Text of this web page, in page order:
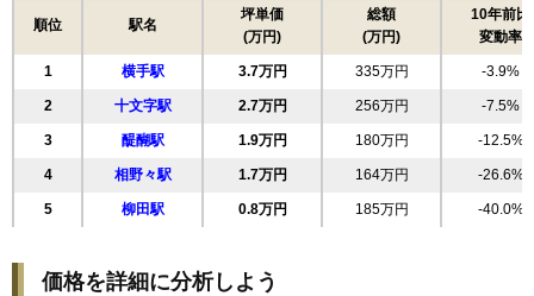
6.9万円 538万円 2.0%
6.4万円 657万円 2.0%
19 大町 6.0万円 638万円 -11.6%
20 横手町 6.0万円 781万円 -1.1%
21 駅南 6.0万円 821万円 -0.1%
22 三本柳 5.8万円 421万円 0.9%
23 城南町 5.8万円 515万円 -0.5%
25 朝日が丘 5.8万円
順位 駅名
坪単価
(万円)
総額
(万円)
10年前比
変動率
1 横手駅 3.7万円 335万円 -3.9%
2 十文字駅 2.7万円 256万円 -7.5%
3 醍醐駅 1.9万円 180万円 -12.5%
4 相野々駅 1.7万円 164万円 -26.6%
5 柳田駅 0.8万円 185万円 -40.0%
価格を詳細に分析しよう